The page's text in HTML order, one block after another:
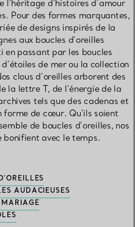
d’histoires d’amour
Pour des formes marquantes,
de designs inspirés de la
aux boucles d’oreilles
en passant par les boucles
de mer ou la collection
clous d’oreilles arborent des
la lettre T, de l’énergie de la
tels que des cadenas et
de cœur. Qu’ils soient
de boucles d’oreilles, nos
bonifient avec le temps.
AUDACIEUSES
MARIAGE